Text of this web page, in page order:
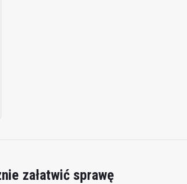
załatwić sprawę